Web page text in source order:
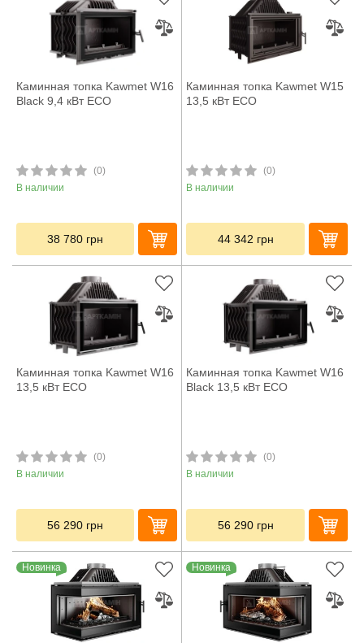
Каминная топка Kawmet W16
Black 9,4 кВт ECO
(0)
В наличии
38 780 грн
Каминная топка Kawmet W15
13,5 кВт ECO
(0)
В наличии
44 342 грн
Каминная топка Kawmet W16
13,5 кВт ECO
(0)
В наличии
56 290 грн
Каминная топка Kawmet W16
Black 13,5 кВт ECO
(0)
В наличии
56 290 грн
Новинка Новинка